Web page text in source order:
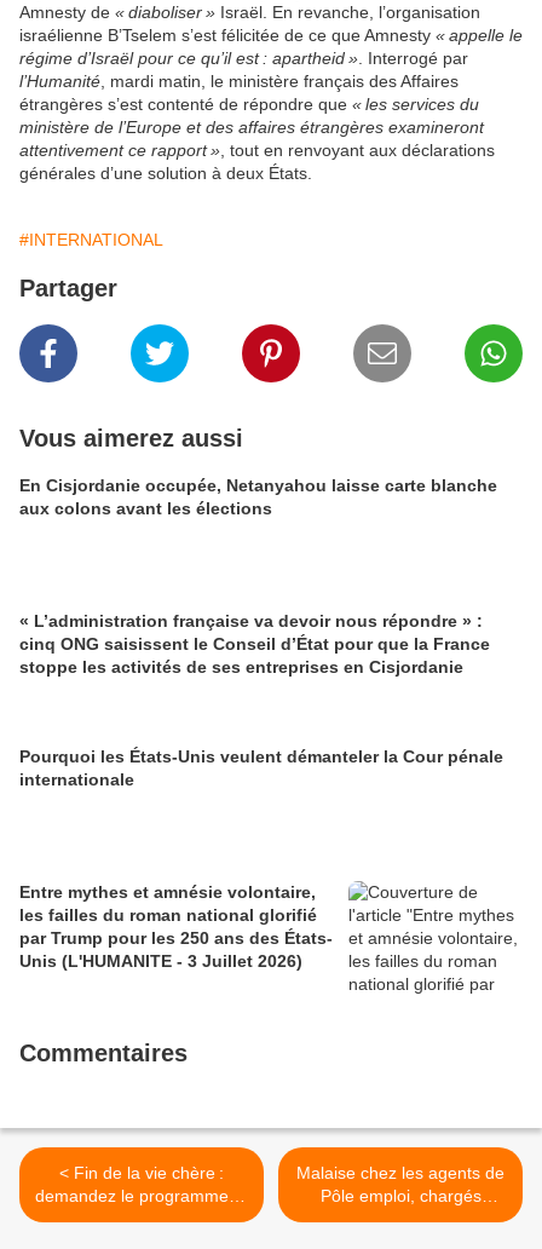
Amnesty de « diaboliser » Israël. En revanche, l’organisation
israélienne B’Tselem s’est félicitée de ce que Amnesty « appelle le
régime d’Israël pour ce qu’il est : apartheid » . Interrogé par
l’Humanité , mardi matin, le ministère français des Affaires
étrangères s’est contenté de répondre que « les services du
ministère de l’Europe et des affaires étrangères examineront
attentivement ce rapport » , tout en renvoyant aux déclarations
générales d’une solution à deux États.
#INTERNATIONAL
Partager
Vous aimerez aussi
En Cisjordanie occupée, Netanyahou laisse carte blanche
aux colons avant les élections
« L’administration française va devoir nous répondre » :
cinq ONG saisissent le Conseil d’État pour que la France
stoppe les activités de ses entreprises en Cisjordanie
Pourquoi les États-Unis veulent démanteler la Cour pénale
internationale
Entre mythes et amnésie volontaire,
les failles du roman national glorifié
par Trump pour les 250 ans des États-
Unis (L'HUMANITE - 3 Juillet 2026)
Commentaires
< Fin de la vie chère :
demandez le programme ...
de Fabien Roussel! -
Malaise chez les agents de
Pôle emploi, chargés
d’appliquer une réforme «